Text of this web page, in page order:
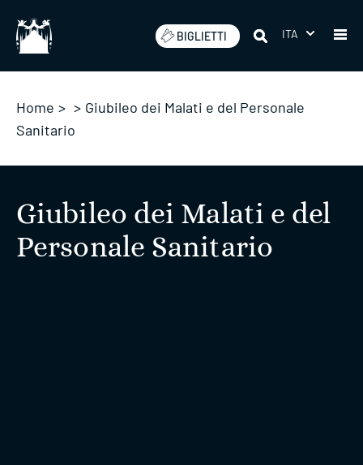
BIGLIETTI ITA
Home > > Giubileo dei Malati e del Personale
Sanitario
Giubileo dei Malati e del
Personale Sanitario